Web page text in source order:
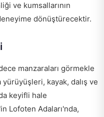
ve kumsallarının
dönüştürecektir.
manzaraları görmekle
yürüyüşleri, kayak, dalış ve
keyifli hale
Lofoten Adaları'nda,